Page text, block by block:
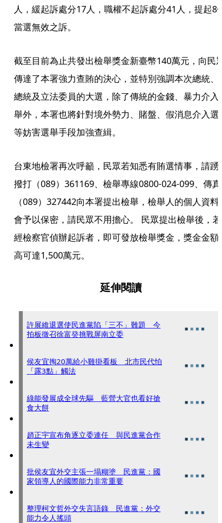
人，緩起訴處分17人，職權不起訴處分41人，提起8
當選無效之訴。
截至目前為止共發出檢舉獎金新臺幣140萬元，向民
傳達了本署強力查賄的決心，並特別強調本次總統、
總統及立法委員的大選，除了傳統的金錢、暴力介入
舉外，本署也將針對境外勢力、賭盤、假消息介入選
等妨害選舉手段加強查緝。
台東地檢署再次呼籲，民眾若知悉有賄選情事，請踴
撥打（089）361169、檢舉專線0800-024-099、傳真
（089）327442向本署提出檢舉，檢舉人的個人資料
會予以保密，請民眾不用擔心。 民眾提出檢舉後，若
經檢察官偵辦起訴者，即可發放檢舉獎金，獎金金額
高可達1,500萬元。
延伸閱讀
許展維退選使民進黨陷「三不」難題 今
拍板徵召徐富癸挑戰屏南立委
侯友宜掏20萬給小雞掛看板 北市民代怕
「露3點」觸法
綠能發展成全球先驅 藍營大官也看好搶
食大餅
趙正宇宣布角逐立委連任 與民進黨合作
未生變
批侯友宜外交主張一塌糊塗 民進黨：國
家領導人的國際能力非常重要
整理柯文哲外交失言語錄 民進黨：外交
能力令人搖頭